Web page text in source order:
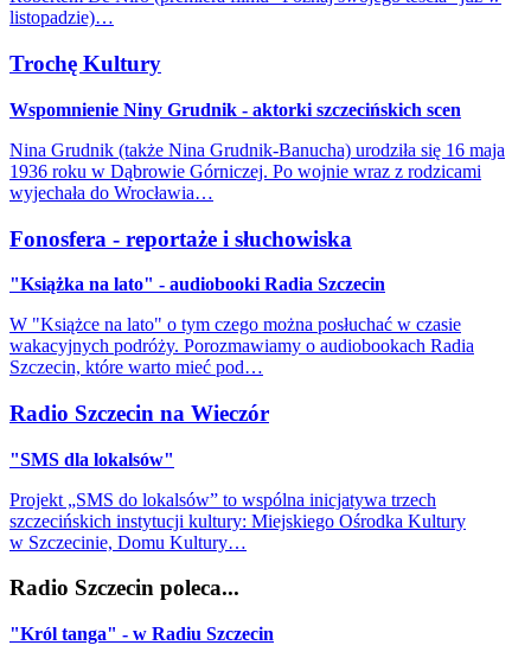
listopadzie)…
Trochę Kultury
Wspomnienie Niny Grudnik - aktorki szczecińskich scen
Nina Grudnik (także Nina Grudnik-Banucha) urodziła się 16 maja
1936 roku w Dąbrowie Górniczej. Po wojnie wraz z rodzicami
wyjechała do Wrocławia…
Fonosfera - reportaże i słuchowiska
"Książka na lato" - audiobooki Radia Szczecin
W "Książce na lato" o tym czego można posłuchać w czasie
wakacyjnych podróży. Porozmawiamy o audiobookach Radia
Szczecin, które warto mieć pod…
Radio Szczecin na Wieczór
"SMS dla lokalsów"
Projekt „SMS do lokalsów” to wspólna inicjatywa trzech
szczecińskich instytucji kultury: Miejskiego Ośrodka Kultury
w Szczecinie, Domu Kultury…
Radio Szczecin poleca...
"Król tanga" - w Radiu Szczecin